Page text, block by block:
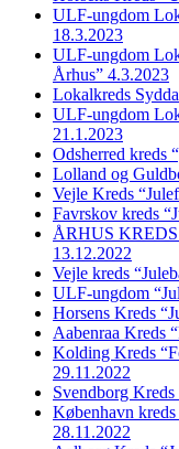
ULF-ungdom
18.3.2023
ULF-ungdom
Århus” 4.3.2023
Lokalkreds
ULF-ungdom
21.1.2023
Odsherred kreds
Lolland og
Vejle Kreds
Favrskov kreds
ÅRHUS
13.12.2022
Vejle kreds
ULF-ungdom
Horsens Kreds
Aabenraa Kreds
Kolding Kreds
29.11.2022
Svendborg Kreds
København
28.11.2022